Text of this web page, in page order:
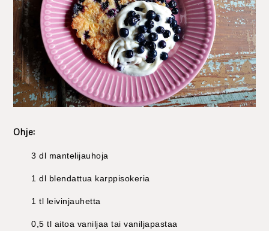
Ohje:
3 dl mantelijauhoja
1 dl blendattua karppisokeria
1 tl leivinjauhetta
0,5 tl aitoa vaniljaa tai vaniljapastaa